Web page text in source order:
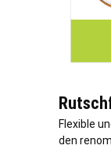
Flexible
den